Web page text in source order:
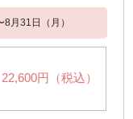
月31日（月）
22,600円（税込）